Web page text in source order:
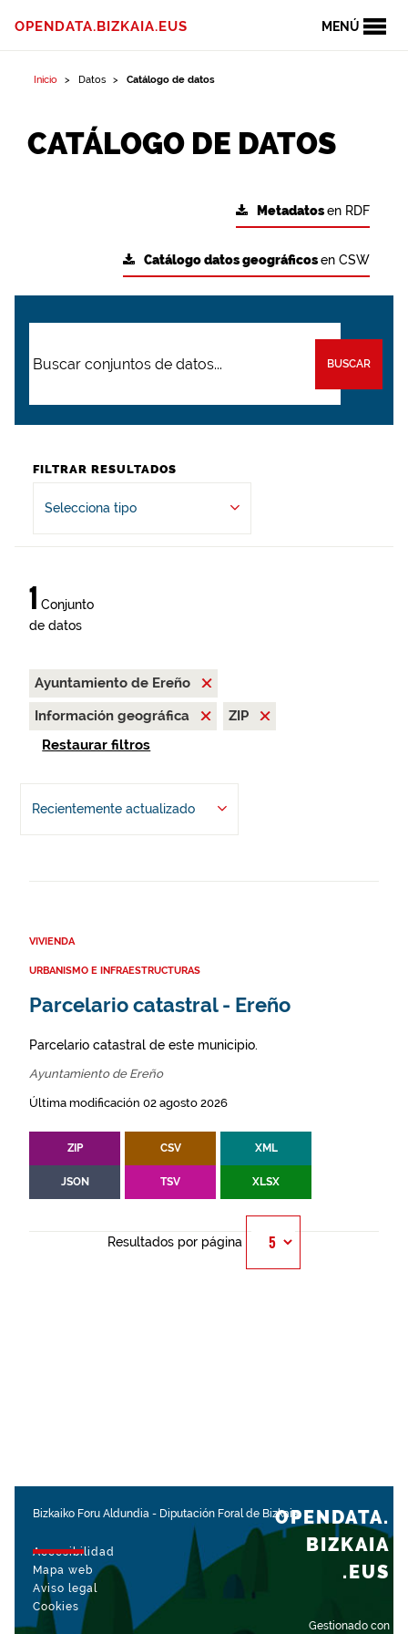
MENÚ
OPENDATA.BIZKAIA.EUS
Inicio Datos Catálogo de datos
CATÁLOGO DE DATOS
Metadatosen RDF
Catálogo datos geográficosen CSW
BUSCAR
FILTRAR RESULTADOS
Selecciona tipo
1 Conjunto
de datos
Ayuntamiento de Ereño
Información geográfica
ZIP
Restaurar filtros
Recientemente actualizado
VIVIENDA
URBANISMO E INFRAESTRUCTURAS
Parcelario catastral - Ereño
Parcelario catastral de este municipio.
Ayuntamiento de Ereño
Última modificación 02 agosto 2026
ZIP CSV XML
JSON TSV XLSX
Resultados por página
Bizkaiko Foru Aldundia - Diputación Foral de Bizkaia
Accesibilidad
Mapa web
Aviso legal
Cookies
Gestionado con
OPENDATA.
BIZKAIA
.EUS